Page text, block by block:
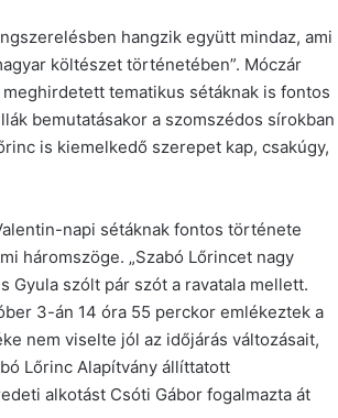
hangzik együtt mindaz, ami
költészet történetében”. Móczár
tematikus sétáknak is fontos
bemutatásakor a szomszédos sírokban
is kiemelkedő szerepet kap, csakúgy,
napi sétáknak fontos története
háromszöge. „Szabó Lőrincet nagy
Gyula szólt pár szót a ravatala mellett.
3-án 14 óra 55 perckor emlékeztek a
nem viselte jól az időjárás változásait,
Lőrinc Alapítvány állíttatott
alkotást Csóti Gábor fogalmazta át